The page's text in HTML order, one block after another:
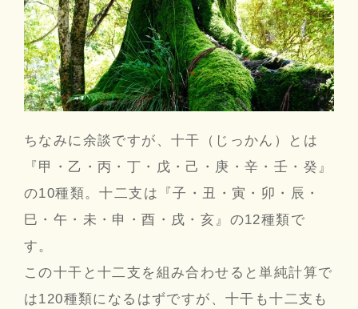
ちなみに余談ですが、十干（じっかん）とは
『甲・乙・丙・丁・戊・己・庚・辛・壬・癸』
の10種類。十二支は『子・丑・寅・卯・辰・
巳・午・未・申・酉・戌・亥』の12種類で
す。
この十干と十二支を組み合わせると単純計算で
は120種類になるはずですが、十干も十二支も